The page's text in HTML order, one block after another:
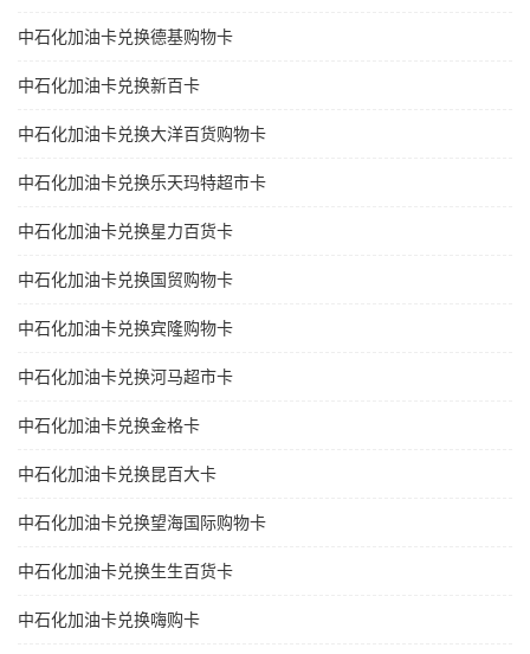
中石化加油卡兑换德基购物卡
中石化加油卡兑换新百卡
中石化加油卡兑换大洋百货购物卡
中石化加油卡兑换乐天玛特超市卡
中石化加油卡兑换星力百货卡
中石化加油卡兑换国贸购物卡
中石化加油卡兑换宾隆购物卡
中石化加油卡兑换河马超市卡
中石化加油卡兑换金格卡
中石化加油卡兑换昆百大卡
中石化加油卡兑换望海国际购物卡
中石化加油卡兑换生生百货卡
中石化加油卡兑换嗨购卡